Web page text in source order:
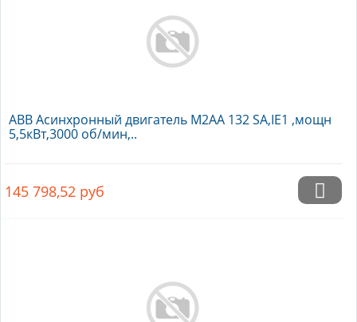
ABB Асинхронный двигатель M2AA 132 SA,IE1 ,мощн
5,5кВт,3000 об/мин,..
145 798,52 руб